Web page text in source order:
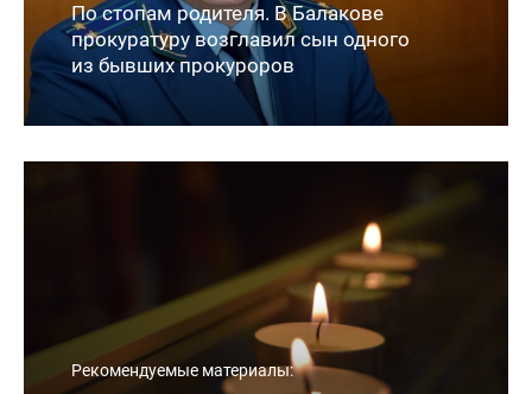
По стопам родителя. В Балакове
прокуратуру возглавил сын одного
из бывших прокуроров
Рекомендуемые материалы: